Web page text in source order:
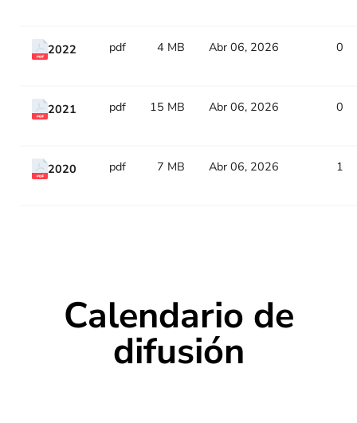
2022 pdf 4 MB Abr 06, 2026 0
2021 pdf 15 MB Abr 06, 2026 0
2020 pdf 7 MB Abr 06, 2026 1
Calendario de
difusión